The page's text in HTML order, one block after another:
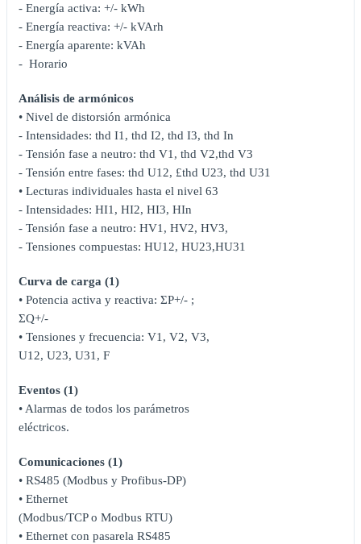
- Energía activa: +/- kWh
- Energía reactiva: +/- kVArh
- Energía aparente: kVAh
- Horario
Análisis de armónicos
• Nivel de distorsión armónica
- Intensidades: thd I1, thd I2, thd I3, thd In
- Tensión fase a neutro: thd V1, thd V2,thd V3
- Tensión entre fases: thd U12, £thd U23, thd U31
• Lecturas individuales hasta el nivel 63
- Intensidades: HI1, HI2, HI3, HIn
- Tensión fase a neutro: HV1, HV2, HV3,
- Tensiones compuestas: HU12, HU23,HU31
Curva de carga (1)
• Potencia activa y reactiva: ΣP+/- ;
ΣQ+/-
• Tensiones y frecuencia: V1, V2, V3,
U12, U23, U31, F
Eventos (1)
• Alarmas de todos los parámetros
eléctricos.
Comunicaciones (1)
• RS485 (Modbus y Profibus-DP)
• Ethernet
(Modbus/TCP o Modbus RTU)
• Ethernet con pasarela RS485